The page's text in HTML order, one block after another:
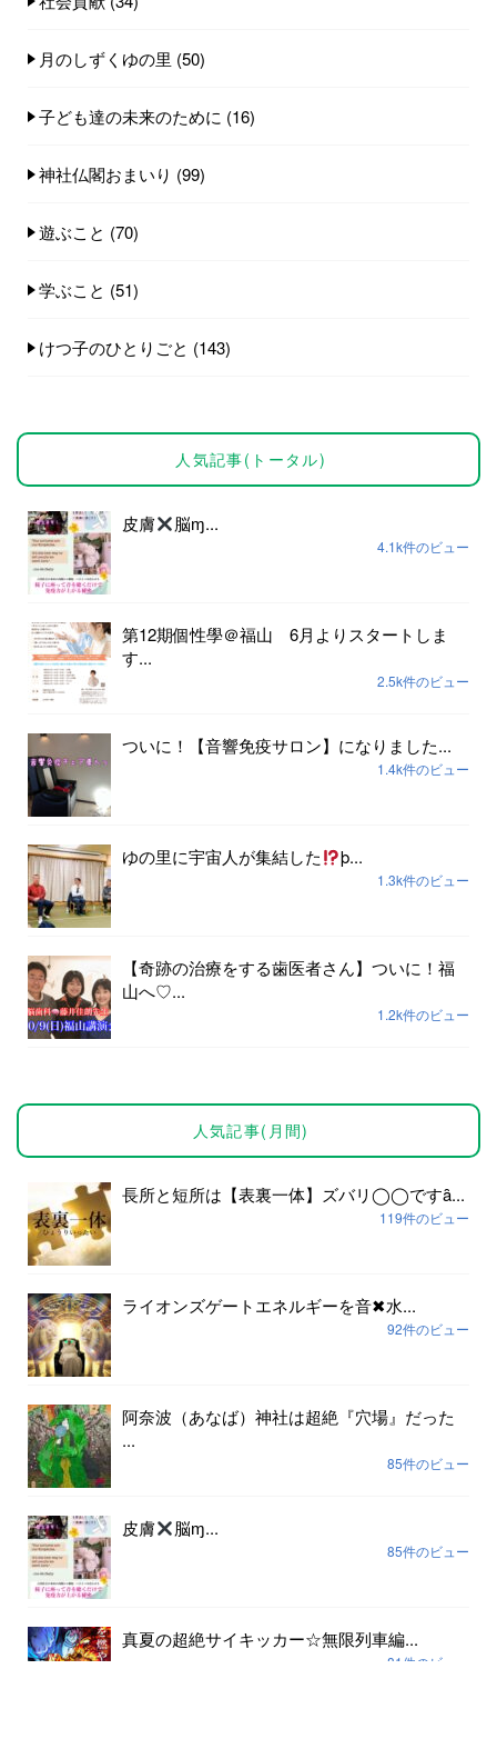
月のしずくゆの里 (50)
子ども達の未来のために (16)
神社仏閣おまいり (99)
遊ぶこと (70)
学ぶこと (51)
けつ子のひとりごと (143)
人気記事(トータル)
皮膚 脳ɱ...
4.1k件のビュー
第12期個性學＠福山 6月よりスタートしま
す...
2.5k件のビュー
ついに！【音響免疫サロン】になりました...
1.4k件のビュー
ゆの里に宇宙人が集結した þ...
1.3k件のビュー
【奇跡の治療をする歯医者さん】ついに！福
山へ♡...
1.2k件のビュー
人気記事(月間)
長所と短所は【表裏一体】ズバリ◯◯ですȃ...
119件のビュー
ライオンズゲートエネルギーを音✖︎水...
92件のビュー
阿奈波（あなば）神社は超絶『穴場』だった
...
85件のビュー
皮膚 脳ɱ...
85件のビュー
真夏の超絶サイキッカー☆無限列車編...
81件のビュー